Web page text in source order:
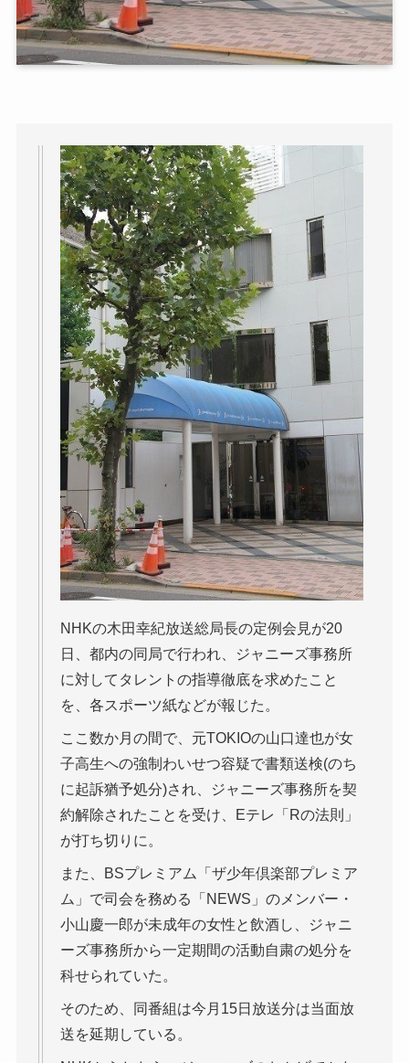
NHKの木田幸紀放送総局長の定例会見が20
日、都内の同局で行われ、ジャニーズ事務所
に対してタレントの指導徹底を求めたこと
を、各スポーツ紙などが報じた。
ここ数か月の間で、元TOKIOの山口達也が女
子高生への強制わいせつ容疑で書類送検(のち
に起訴猶予処分)され、ジャニーズ事務所を契
約解除されたことを受け、Eテレ「Rの法則」
が打ち切りに。
また、BSプレミアム「ザ少年倶楽部プレミア
ム」で司会を務める「NEWS」のメンバー・
小山慶一郎が未成年の女性と飲酒し、ジャニ
ーズ事務所から一定期間の活動自粛の処分を
科せられていた。
そのため、同番組は今月15日放送分は当面放
送を延期している。